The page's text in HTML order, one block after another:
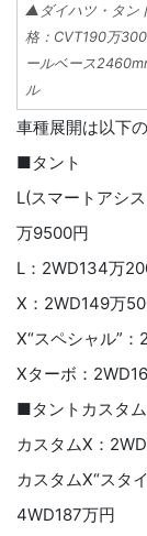
▲ダイハツ・タン
格：CVT190万
ールベース
ル
車種展開は以下の
■タント
L(スマートアシ
万9500円
L：2WD134万
X：2WD149万
X“スペシャル”
Xターボ：
■タントカスタム
カスタムX：
カスタムX“スタ
4WD187万円